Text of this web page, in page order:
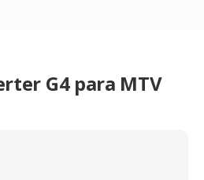
G4 para MTV